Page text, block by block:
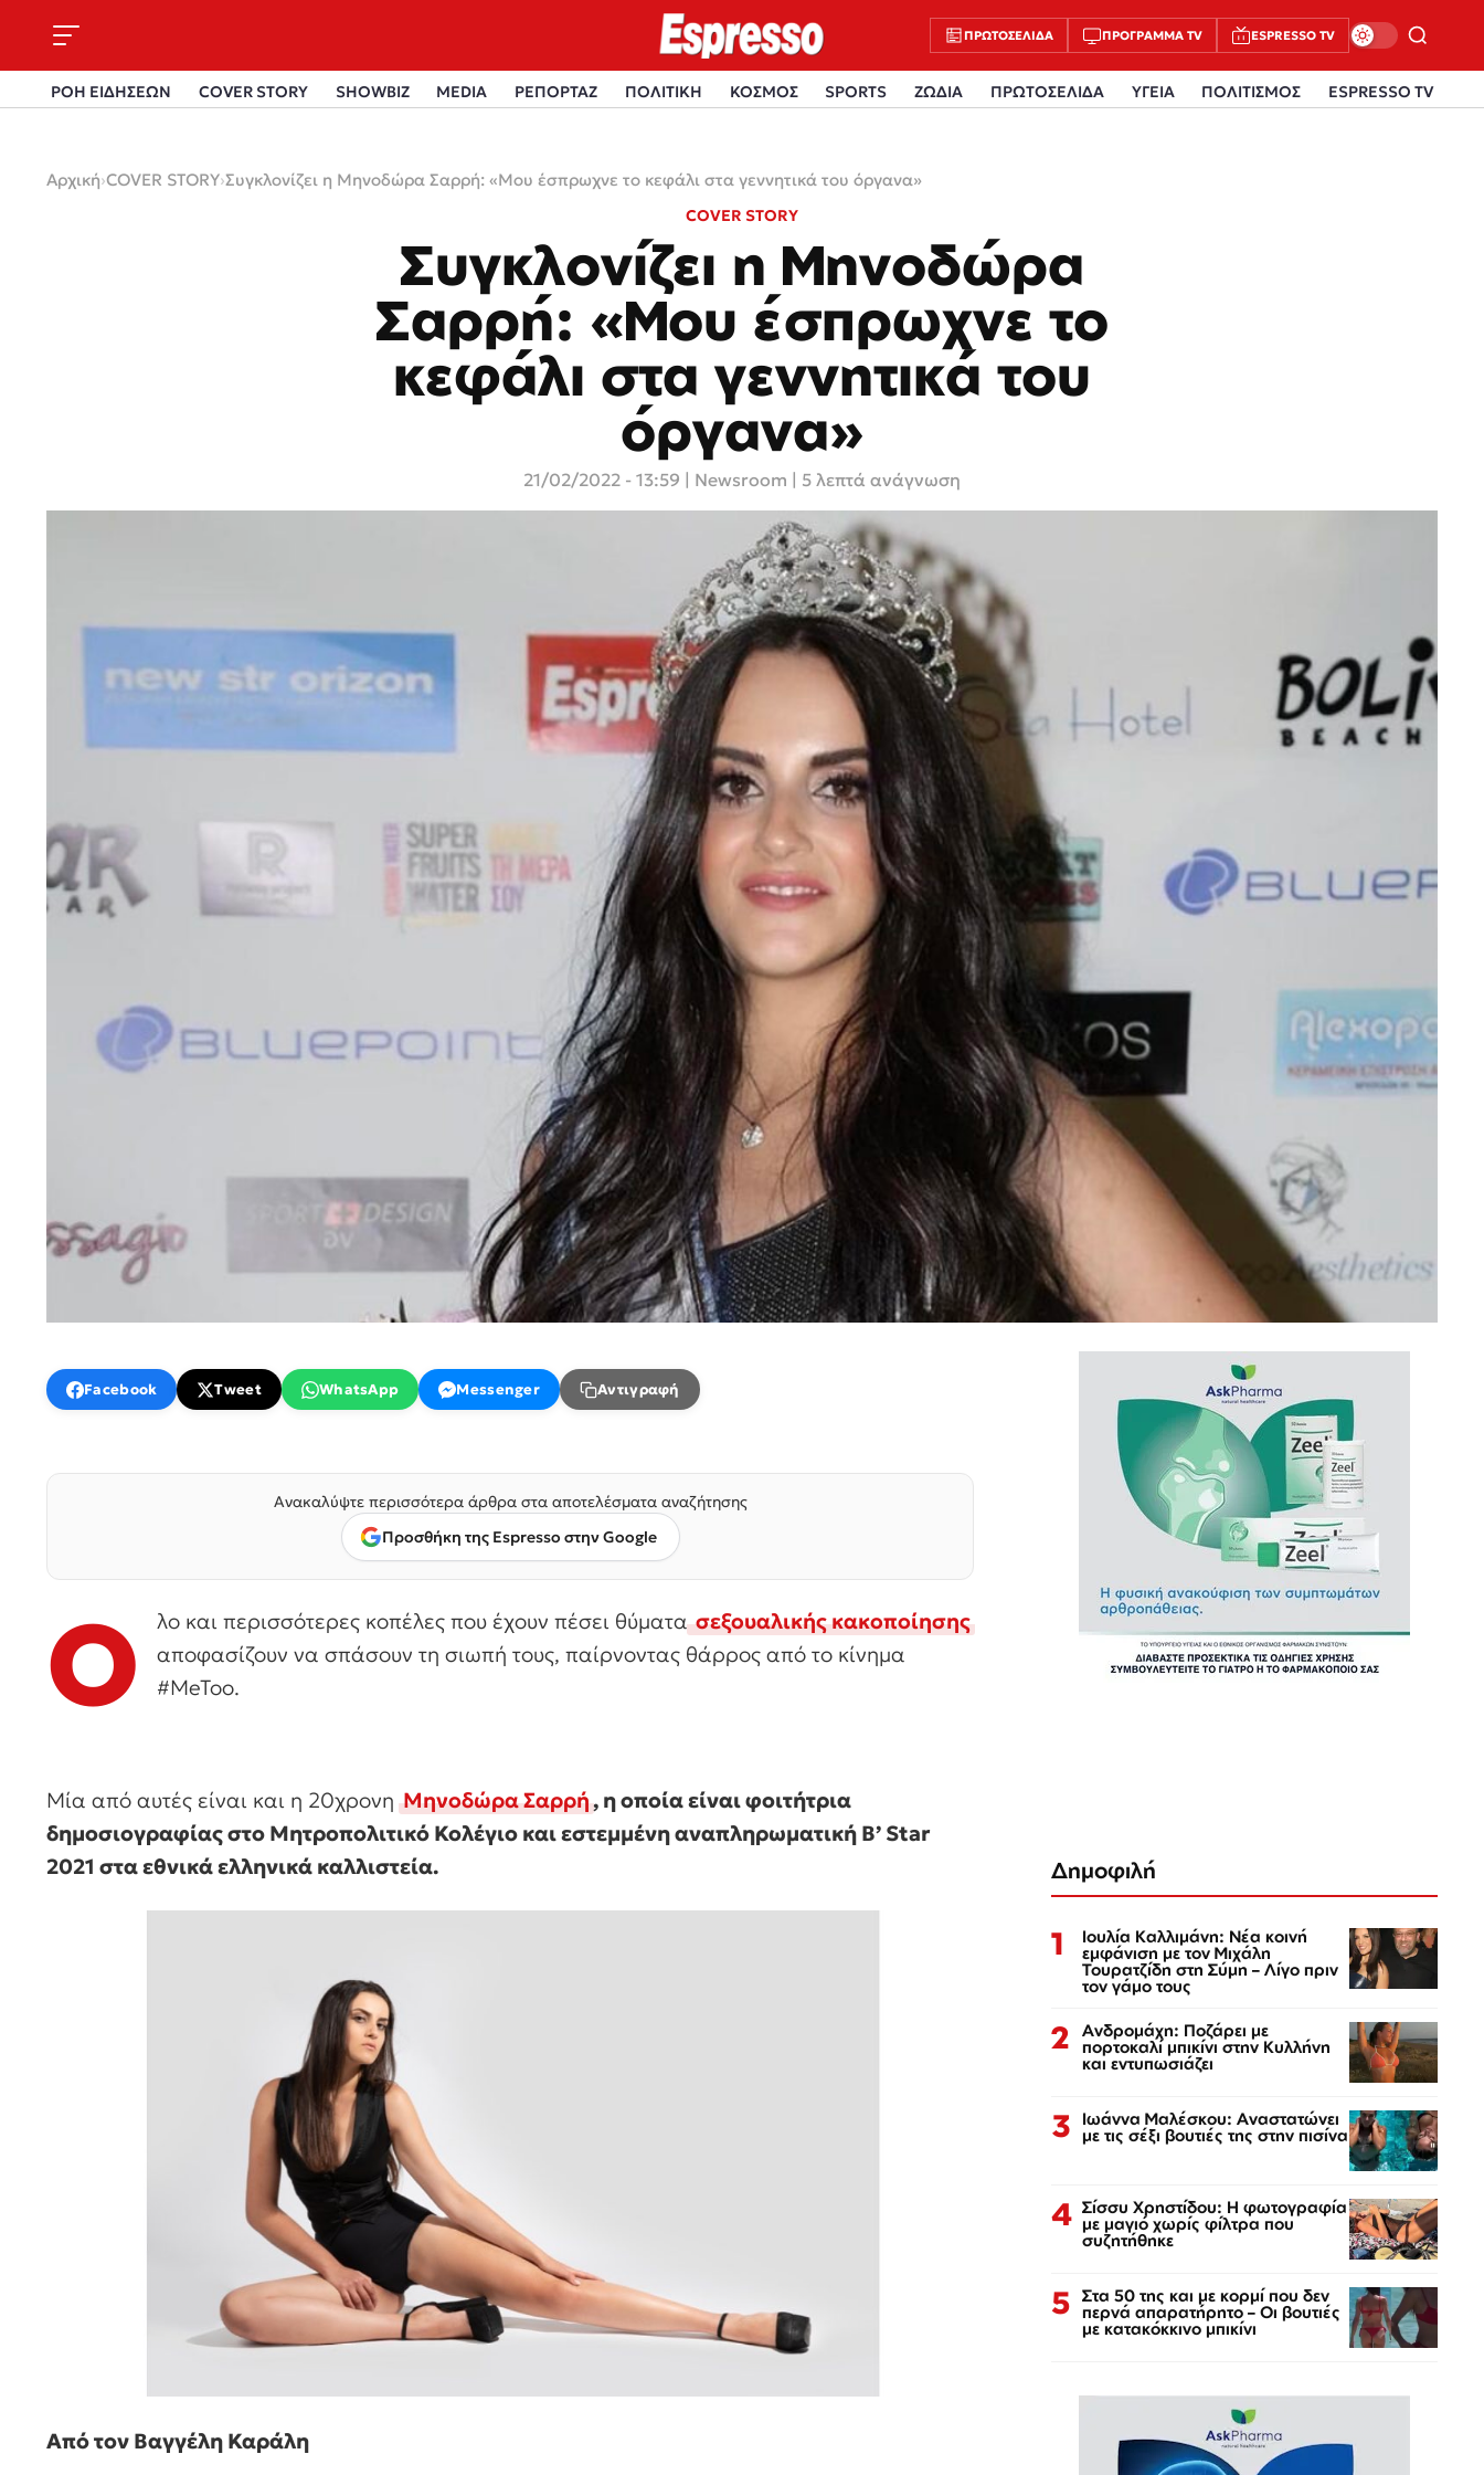
ΠΡΩΤΟΣΈΛΙΔΑ ΠΡΌΓΡΑΜΜΑ TV ESPRESSO TV
ΡΟΗ ΕΙΔΗΣΕΩΝ COVER STORY SHOWBIZ MEDIA ΡΕΠΟΡΤΑΖ ΠΟΛΙΤΙΚΗ ΚΟΣΜΟΣ SPORTS ΖΩΔΙΑ ΠΡΩΤΟΣΕΛΙΔΑ ΥΓΕΙΑ ΠΟΛΙΤΙΣΜΟΣ ESPRESSO TV
Αρχική›COVER STORY›Συγκλονίζει η Mηνοδώρα Σαρρή: «Moυ έσπρωχνε το κεφάλι στα γεννητικά του όργανα»
COVER STORY
Συγκλονίζει η Mηνοδώρα
Σαρρή: «Moυ έσπρωχνε το
κεφάλι στα γεννητικά του
όργανα»
21/02/2022 - 13:59 Newsroom | 5 λεπτά ανάγνωση
Facebook Tweet WhatsApp Messenger Αντιγραφή
Ανακαλύψτε περισσότερα άρθρα στα αποτελέσματα αναζήτησης
Προσθήκη της Espresso στην Google
Ό λο και περισσότερες κοπέλες που έχουν πέσει θύματασεξουαλικής κακοποίησης
αποφασίζουν να σπάσουν τη σιωπή τους, παίρνοντας θάρρος από το κίνημα
#MeToo.
Μία από αυτές είναι και η 20χρονηMηνοδώρα Σαρρή, η οποία είναι φοιτήτρια
δημοσιογραφίας στο Μητροπολιτικό Κολέγιο και εστεμμένη αναπληρωματική B’ Star
2021 στα εθνικά ελληνικά καλλιστεία.
Aπό τον Βαγγέλη Καράλη
Δημοφιλή
1 Ιουλία Καλλιμάνη: Νέα κοινή
εμφάνιση με τον Μιχάλη
Τουρατζίδη στη Σύμη – Λίγο πριν
τον γάμο τους
2 Ανδρομάχη: Ποζάρει με
πορτοκαλί μπικίνι στην Κυλλήνη
και εντυπωσιάζει
3 Ιωάννα Μαλέσκου: Αναστατώνει
με τις σέξι βουτιές της στην πισίνα
4 Σίσσυ Χρηστίδου: Η φωτογραφία
με μαγιό χωρίς φίλτρα που
συζητήθηκε
5 Στα 50 της και με κορμί που δεν
περνά απαρατήρητο – Οι βουτιές
με κατακόκκινο μπικίνι